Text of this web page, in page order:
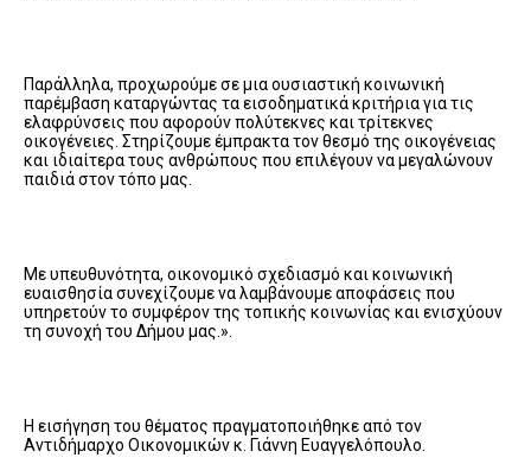
Παράλληλα, προχωρούμε σε μια ουσιαστική κοινωνική
παρέμβαση καταργώντας τα εισοδηματικά κριτήρια για τις
ελαφρύνσεις που αφορούν πολύτεκνες και τρίτεκνες
οικογένειες. Στηρίζουμε έμπρακτα τον θεσμό της οικογένειας
και ιδιαίτερα τους ανθρώπους που επιλέγουν να μεγαλώνουν
παιδιά στον τόπο μας.
Με υπευθυνότητα, οικονομικό σχεδιασμό και κοινωνική
ευαισθησία συνεχίζουμε να λαμβάνουμε αποφάσεις που
υπηρετούν το συμφέρον της τοπικής κοινωνίας και ενισχύουν
τη συνοχή του Δήμου μας.».
Η εισήγηση του θέματος πραγματοποιήθηκε από τον
Αντιδήμαρχο Οικονομικών κ. Γιάννη Ευαγγελόπουλο.